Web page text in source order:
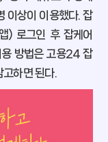
이상이 이용했다. 잡
) 로그인 후 잡케어
용 방법은 고용24 잡
하면 된다.